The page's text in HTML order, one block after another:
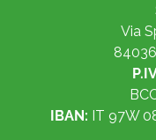
Via
IBAN: IT 97W